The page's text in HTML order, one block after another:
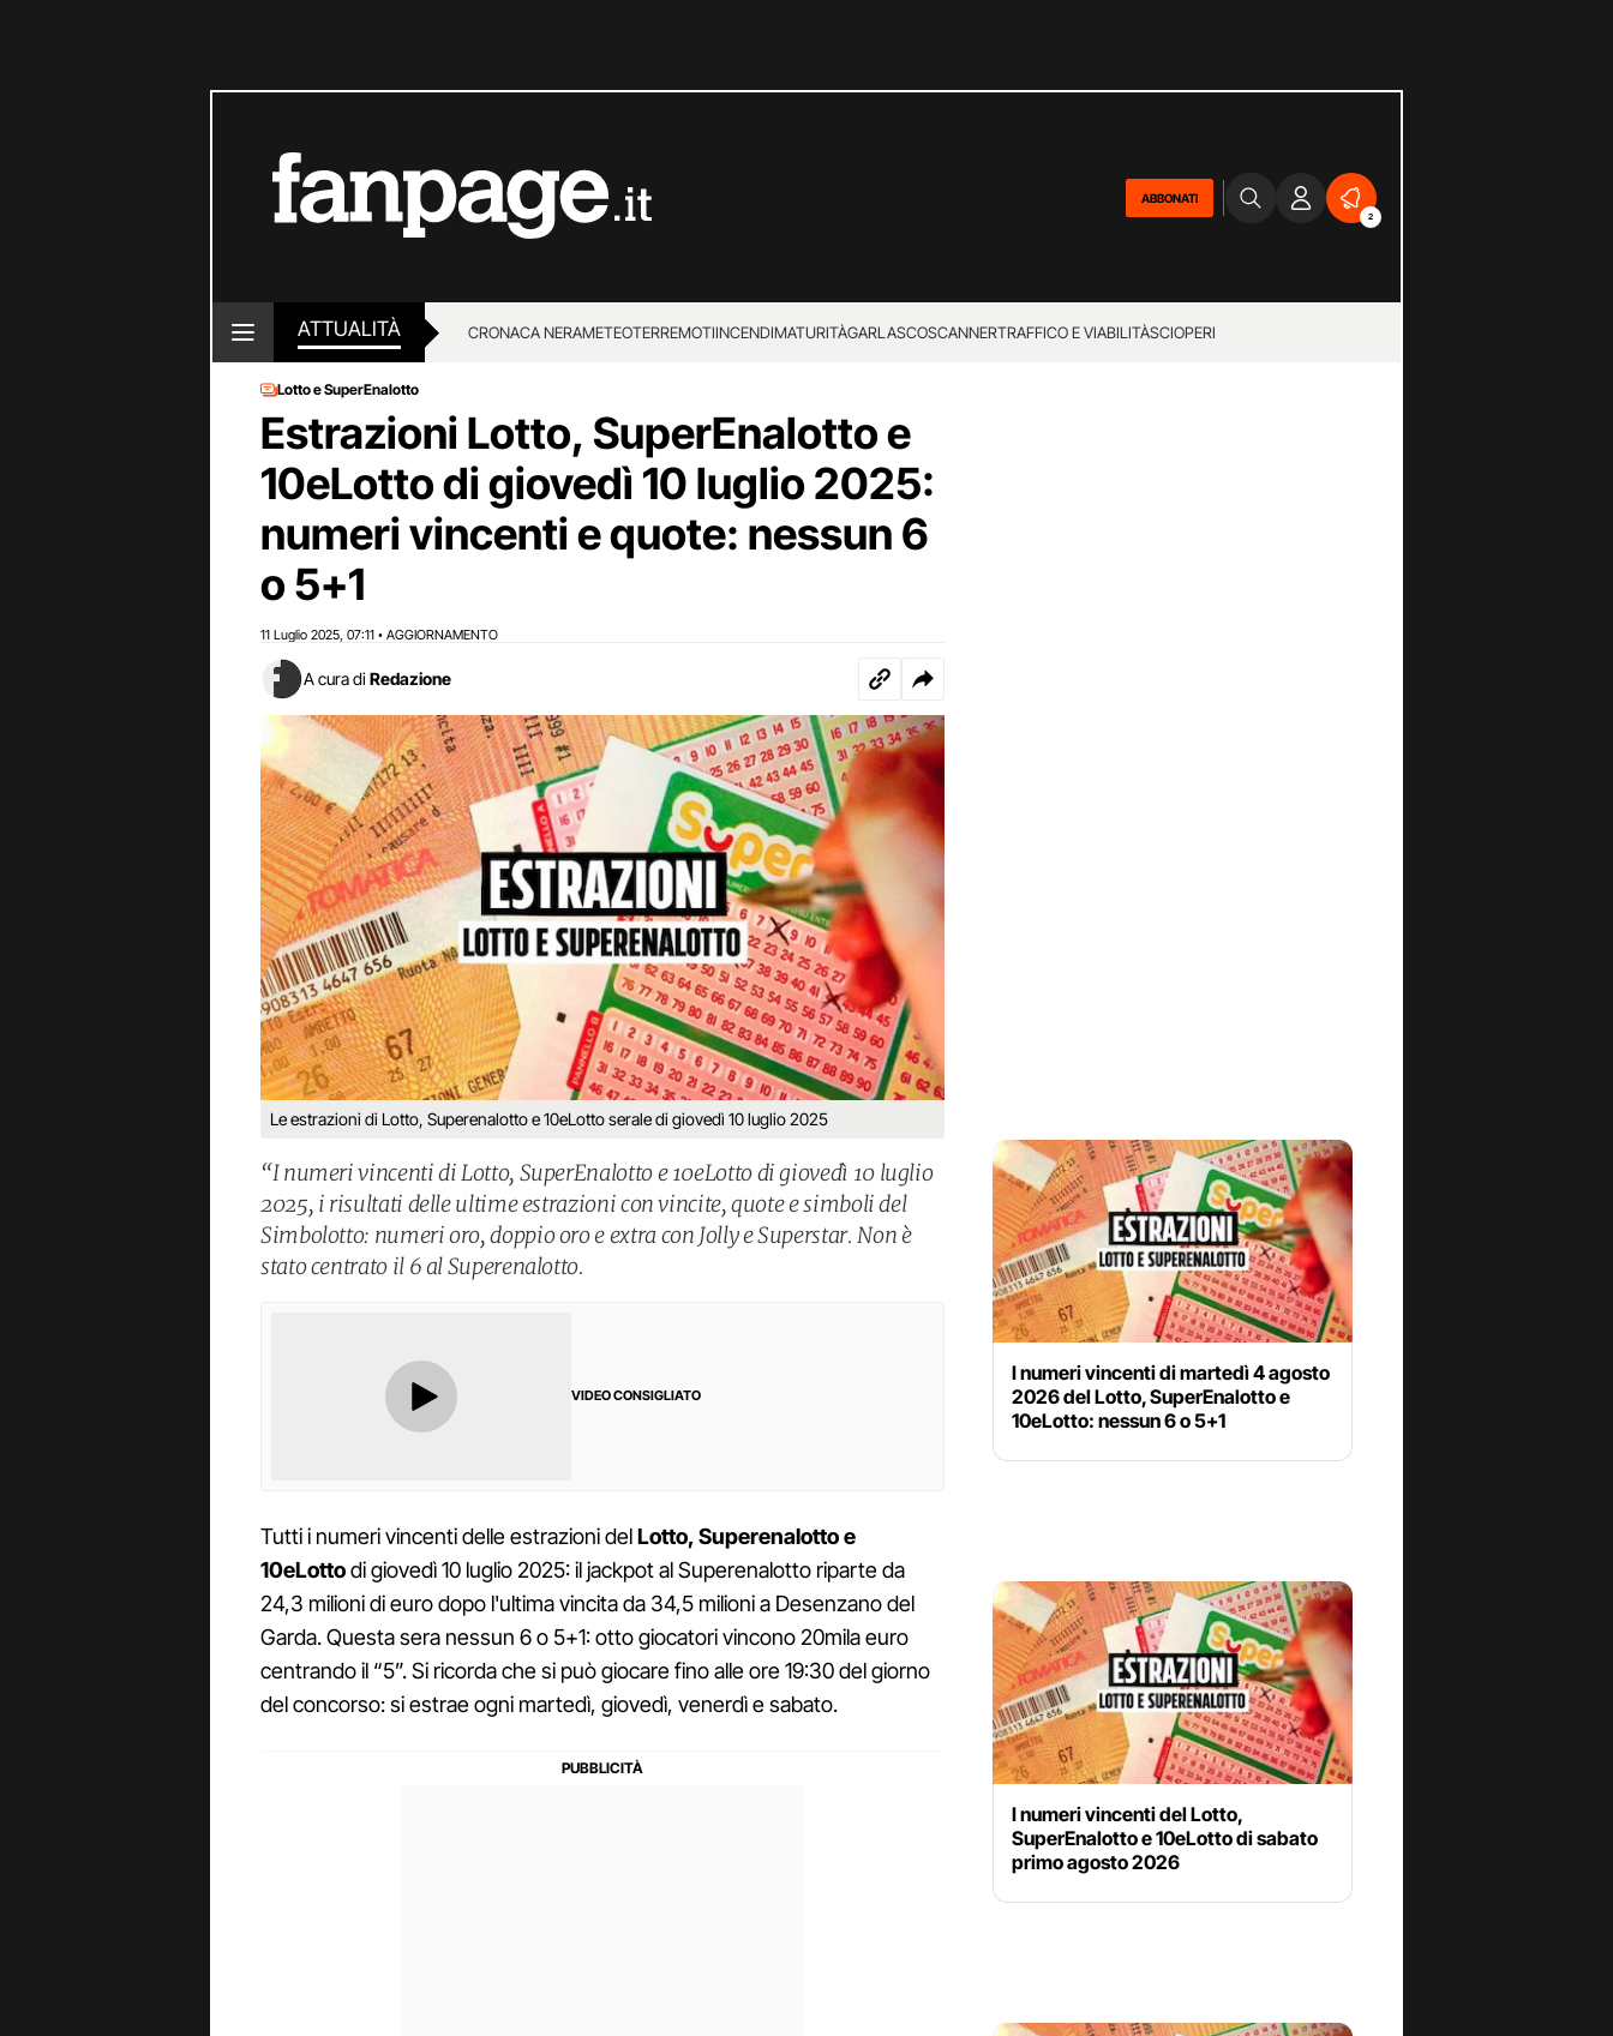
ABBONATI
2
ATTUALITÀ CRONACA NERAMETEOTERREMOTIINCENDIMATURITÀGARLASCOSCANNERTRAFFICO E VIABILITÀSCIOPERI
Lotto e SuperEnalotto
Estrazioni Lotto, SuperEnalotto e
10eLotto di giovedì 10 luglio 2025:
numeri vincenti e quote: nessun 6
o 5+1
11 Luglio 2025 07:11 • AGGIORNAMENTO
A cura di Redazione
Le estrazioni di Lotto, Superenalotto e 10eLotto serale di giovedì 10 luglio 2025
“I numeri vincenti di Lotto, SuperEnalotto e 10eLotto di giovedì 10 luglio
2025, i risultati delle ultime estrazioni con vincite, quote e simboli del
Simbolotto: numeri oro, doppio oro e extra con Jolly e Superstar. Non è
stato centrato il 6 al Superenalotto.
VIDEO CONSIGLIATO
Tutti i numeri vincenti delle estrazioni delLotto, Superenalotto e
10eLottodi giovedì 10 luglio 2025: il jackpot al Superenalotto riparte da
24,3 milioni di euro dopo l'ultima vincita da 34,5 milioni a Desenzano del
Garda. Questa sera nessun 6 o 5+1: otto giocatori vincono 20mila euro
centrando il “5”. Si ricorda che si può giocare fino alle ore 19:30 del giorno
del concorso: si estrae ogni martedì, giovedì, venerdì e sabato.
I numeri vincenti di martedì 4 agosto
2026 del Lotto, SuperEnalotto e
10eLotto: nessun 6 o 5+1
I numeri vincenti del Lotto,
SuperEnalotto e 10eLotto di sabato
primo agosto 2026